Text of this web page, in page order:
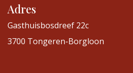
Adres
Gasthuisbosdreef 22c
3700 Tongeren-Borgloon